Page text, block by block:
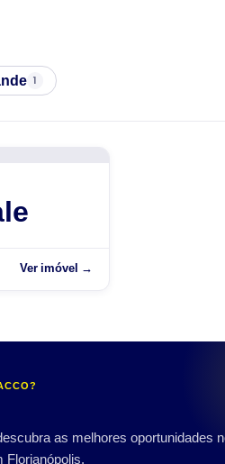
1
Ver imóvel →
as melhores oportunidades
Florianópolis.